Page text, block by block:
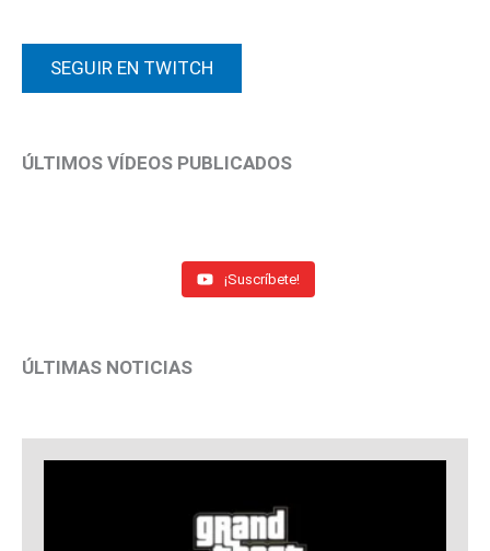
SEGUIR EN TWITCH
ÚLTIMOS VÍDEOS PUBLICADOS
¡Suscríbete!
ÚLTIMAS NOTICIAS